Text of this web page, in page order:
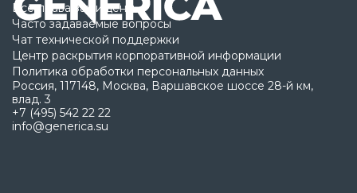
Все права защищены
Часто задаваемые вопросы
Чат технической поддержки
Центр раскрытия корпоративной информации
Политика обработки персональных данных
Россия, 117148, Москва, Варшавское шоссе 28-й км,
влад. 3
+7 (495) 542 22 22
info@generica.su